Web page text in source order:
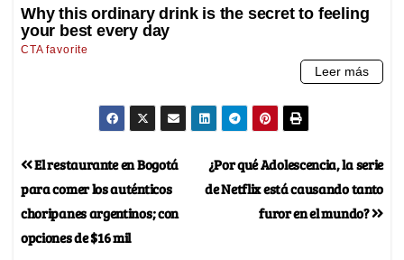
¿Por qué Adolescencia, la serie
de Netflix está causando tanto
furor en el mundo?
El restaurante en Bogotá
para comer los auténticos
choripanes argentinos; con
opciones de $16 mil